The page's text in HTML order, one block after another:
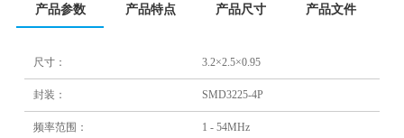
产品参数 产品特点 产品尺寸 产品文件
尺寸： 3.2×2.5×0.95
封装： SMD3225-4P
频率范围： 1 - 54MHz